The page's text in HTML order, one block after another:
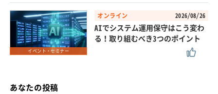
イベント・セミナー
オンライン 2026/08/26
AIでシステム運用保守はこう変わ
る！取り組むべき3つのポイント
あなたの投稿